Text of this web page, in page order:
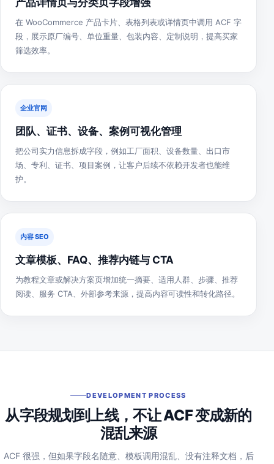
产品详情页与分类页字段增强
在 WooCommerce 产品卡片、表格列表或详情页中调用 ACF 字
段，展示原厂编号、单位重量、包装内容、定制说明，提高买家
筛选效率。
企业官网
团队、证书、设备、案例可视化管理
把公司实力信息拆成字段，例如工厂面积、设备数量、出口市
场、专利、证书、项目案例，让客户后续不依赖开发者也能维
护。
内容 SEO
文章模板、FAQ、推荐内链与 CTA
为教程文章或解决方案页增加统一摘要、适用人群、步骤、推荐
阅读、服务 CTA、外部参考来源，提高内容可读性和转化路径。
DEVELOPMENT PROCESS
从字段规划到上线，不让 ACF 变成新的
混乱来源
ACF 很强，但如果字段名随意、模板调用混乱、没有注释文档，后